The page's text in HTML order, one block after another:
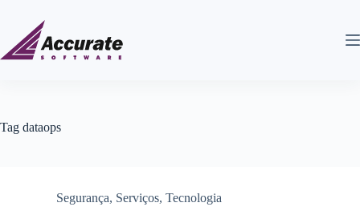
Tag dataops
Segurança, Serviços, Tecnologia